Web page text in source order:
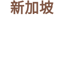
新加坡